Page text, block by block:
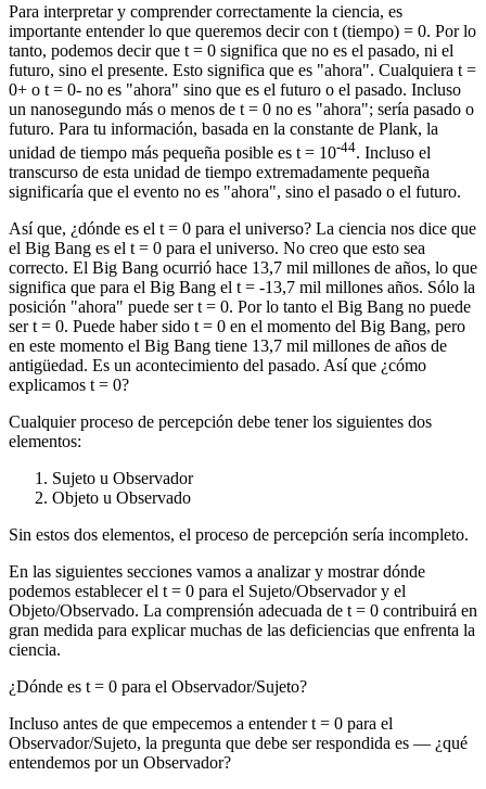
Para interpretar y comprender correctamente la ciencia, es
importante entender lo que queremos decir con t (tiempo) = 0. Por lo
tanto, podemos decir que t = 0 significa que no es el pasado, ni el
futuro, sino el presente. Esto significa que es "ahora". Cualquiera t =
0+ o t = 0- no es "ahora" sino que es el futuro o el pasado. Incluso
un nanosegundo más o menos de t = 0 no es "ahora"; sería pasado o
futuro. Para tu información, basada en la constante de Plank, la
unidad de tiempo más pequeña posible es t = 10-44. Incluso el
transcurso de esta unidad de tiempo extremadamente pequeña
significaría que el evento no es "ahora", sino el pasado o el futuro.
Así que, ¿dónde es el t = 0 para el universo? La ciencia nos dice que
el Big Bang es el t = 0 para el universo. No creo que esto sea
correcto. El Big Bang ocurrió hace 13,7 mil millones de años, lo que
significa que para el Big Bang el t = -13,7 mil millones años. Sólo la
posición "ahora" puede ser t = 0. Por lo tanto el Big Bang no puede
ser t = 0. Puede haber sido t = 0 en el momento del Big Bang, pero
en este momento el Big Bang tiene 13,7 mil millones de años de
antigüedad. Es un acontecimiento del pasado. Así que ¿cómo
explicamos t = 0?
Cualquier proceso de percepción debe tener los siguientes dos
elementos:
Sujeto u Observador
Objeto u Observado
Sin estos dos elementos, el proceso de percepción sería incompleto.
En las siguientes secciones vamos a analizar y mostrar dónde
podemos establecer el t = 0 para el Sujeto/Observador y el
Objeto/Observado. La comprensión adecuada de t = 0 contribuirá en
gran medida para explicar muchas de las deficiencias que enfrenta la
ciencia.
¿Dónde es t = 0 para el Observador/Sujeto?
Incluso antes de que empecemos a entender t = 0 para el
Observador/Sujeto, la pregunta que debe ser respondida es ― ¿qué
entendemos por un Observador?